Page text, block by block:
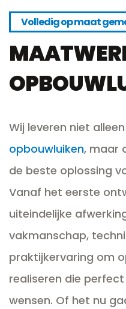
Volledig op maat
Wij leveren niet
opbouwluiken, maar
de beste oplossing
Vanaf het eerste
uiteindelijke
vakmanschap,
praktijkervaring om
realiseren die
wensen. Of het nu